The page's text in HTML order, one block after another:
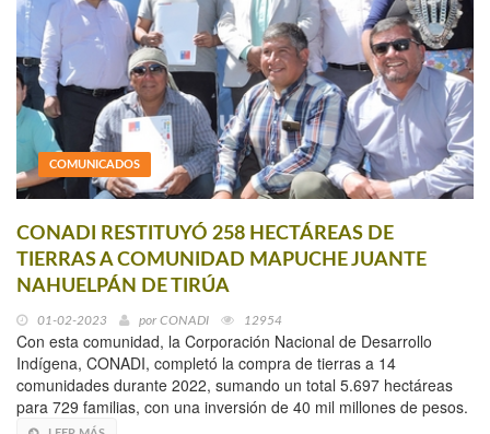
COMUNICADOS
CONADI RESTITUYÓ 258 HECTÁREAS DE
TIERRAS A COMUNIDAD MAPUCHE JUANTE
NAHUELPÁN DE TIRÚA
01-02-2023 por CONADI 12954
Con esta comunidad, la Corporación Nacional de Desarrollo
Indígena, CONADI, completó la compra de tierras a 14
comunidades durante 2022, sumando un total 5.697 hectáreas
para 729 familias, con una inversión de 40 mil millones de pesos.